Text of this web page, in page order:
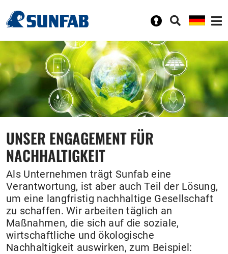
UNSER ENGAGEMENT FÜR
NACHHALTIGKEIT
Als Unternehmen trägt Sunfab eine
Verantwortung, ist aber auch Teil der Lösung,
um eine langfristig nachhaltige Gesellschaft
zu schaffen. Wir arbeiten täglich an
Maßnahmen, die sich auf die soziale,
wirtschaftliche und ökologische
Nachhaltigkeit auswirken, zum Beispiel: